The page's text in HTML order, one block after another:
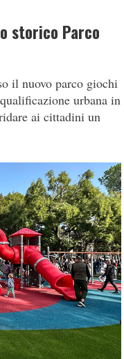
storico Parco
il nuovo parco giochi
urbana in
ai cittadini un